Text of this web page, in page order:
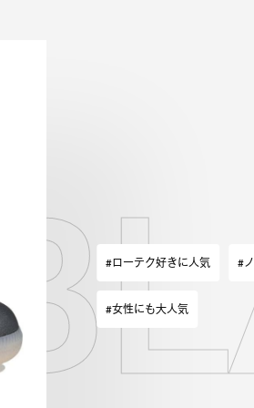
#ローテク好きに人気 #
#女性にも大人気